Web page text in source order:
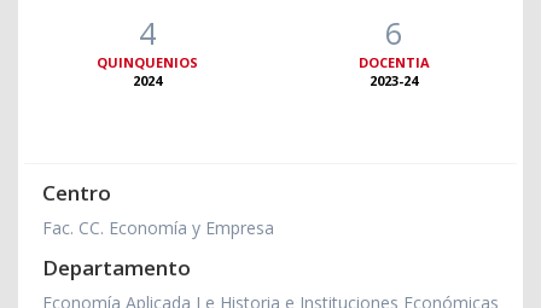
4
QUINQUENIOS
2024
6
DOCENTIA
2023-24
Centro
Fac. CC. Economía y Empresa
Departamento
Economía Aplicada I e Historia e Instituciones Económicas